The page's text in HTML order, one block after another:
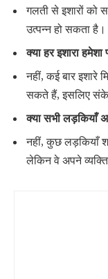
गलती से इशारों को
उत्पन्न हो सकता है।
क्या हर इशारा हमेशा
नहीं, कई बार इशारे
सकते हैं, इसलिए
क्या सभी लड़कियाँ
नहीं, कुछ लड़कियाँ
लेकिन वे अपने